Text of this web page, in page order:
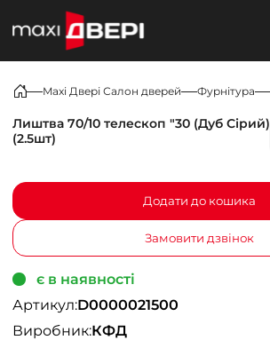
Maxi Двері Салон дверей Фурнітура
Лиштва 70/10 телескоп "30 (Дуб Сірий)
(2.5шт)
Додати до кошика
Замовити дзвінок
є в наявності
Артикул:D0000021500
Виробник:КФД